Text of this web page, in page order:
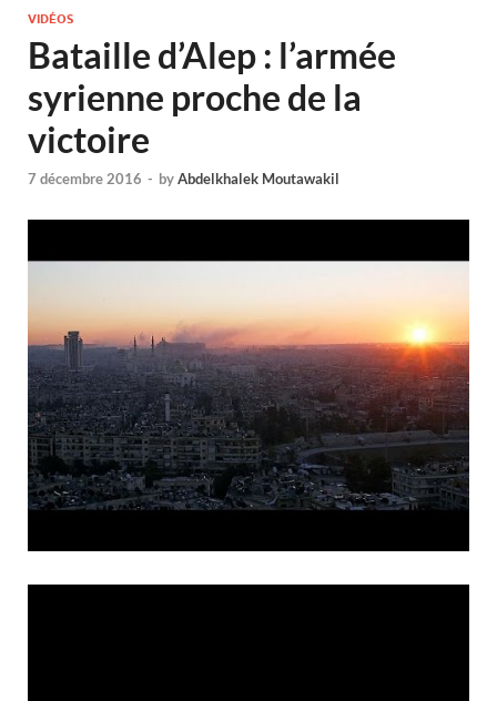
VIDÉOS
Bataille d’Alep : l’armée
syrienne proche de la
victoire
7 décembre 2016 - byAbdelkhalek Moutawakil